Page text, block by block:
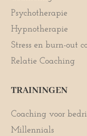
Psychotherapie
Hypnotherapie
Stress en burn-out
Relatie Coaching
TRAININGEN
Coaching voor
Millennials